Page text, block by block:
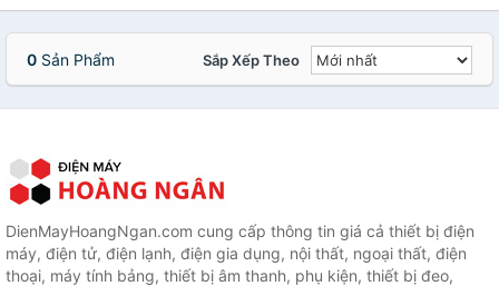
0 Sản Phẩm Sắp Xếp Theo
DienMayHoangNgan.com cung cấp thông tin giá cả thiết bị điện
máy, điện tử, điện lạnh, điện gia dụng, nội thất, ngoại thất, điện
thoại, máy tính bảng, thiết bị âm thanh, phụ kiện, thiết bị đeo,